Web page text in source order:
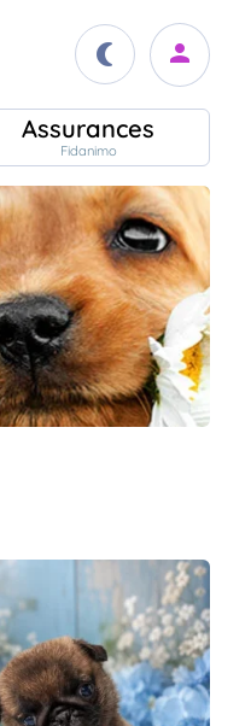
Assurances
Fidanimo